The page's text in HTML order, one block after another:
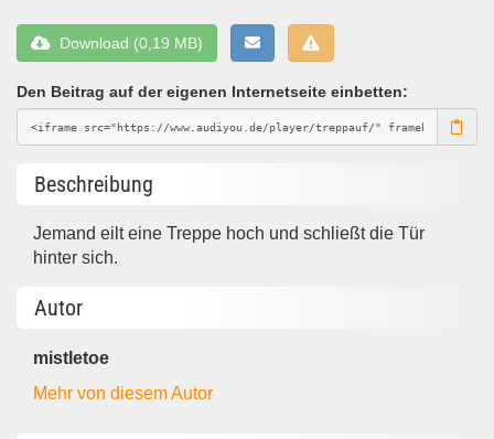
Download (0,19 MB)
Den Beitrag auf der eigenen Internetseite einbetten:
Beschreibung
Jemand eilt eine Treppe hoch und schließt die Tür
hinter sich.
Autor
mistletoe
Mehr von diesem Autor